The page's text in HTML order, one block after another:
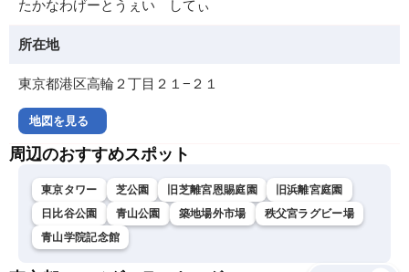
たかなわげーとうぇい してぃ
所在地
東京都港区高輪２丁目２１−２１
地図を見る
周辺のおすすめスポット
東京タワー 芝公園 旧芝離宮恩賜庭園
旧浜離宮庭園
日比谷公園
青山公園 築地場外市場
秩父宮ラグビー場
青山学院記念館